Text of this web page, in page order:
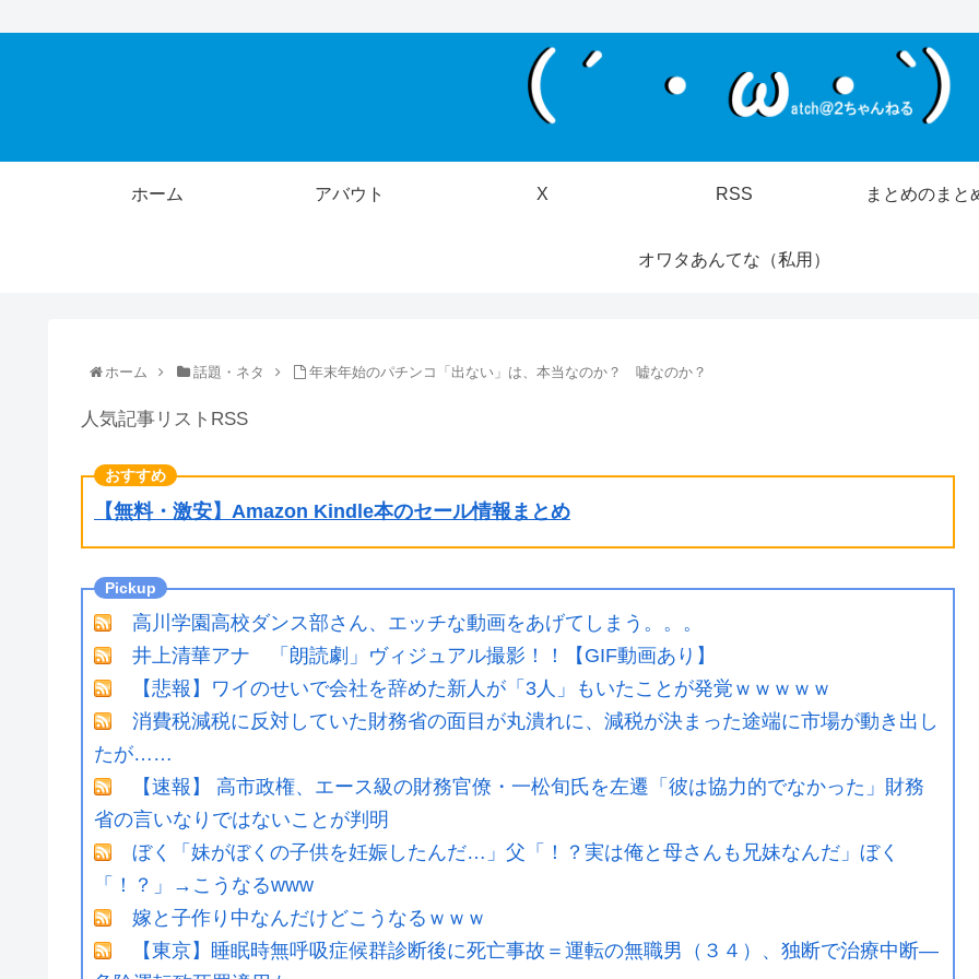
ホーム アバウト X RSS まとめのまと
オワタあんてな（私用）
ホーム 話題・ネタ 年末年始のパチンコ「出ない」は、本当なのか？ 嘘なのか？
人気記事リストRSS
【無料・激安】Amazon Kindle本のセール情報まとめ
高川学園高校ダンス部さん、エッチな動画をあげてしまう。。。
井上清華アナ 「朗読劇」ヴィジュアル撮影！！【GIF動画あり】
【悲報】ワイのせいで会社を辞めた新人が「3人」もいたことが発覚ｗｗｗｗｗ
消費税減税に反対していた財務省の面目が丸潰れに、減税が決まった途端に市場が動き出し
たが……
【速報】 高市政権、エース級の財務官僚・一松旬氏を左遷「彼は協力的でなかった」財務
省の言いなりではないことが判明
ぼく「妹がぼくの子供を妊娠したんだ…」父「！？実は俺と母さんも兄妹なんだ」ぼく
「！？」→こうなるwww
嫁と子作り中なんだけどこうなるｗｗｗ
【東京】睡眠時無呼吸症候群診断後に死亡事故＝運転の無職男（３４）、独断で治療中断―